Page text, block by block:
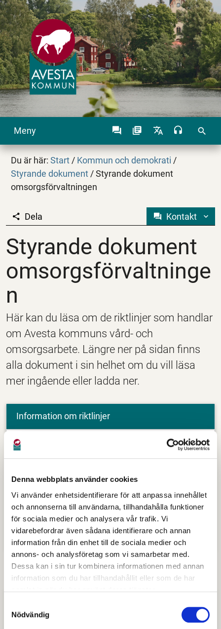
Denna webbplats använder cookies
Vi använder enhetsidentifierare för att anpassa innehållet
och annonserna till användarna, tillhandahålla funktioner
för sociala medier och analysera vår trafik. Vi
vidarebefordrar även sådana identifierare och annan
information från din enhet till de sociala medier och
annons- och analysföretag som vi samarbetar med.
Dessa kan i sin tur kombinera informationen med annan
information som du har tillhandahållit eller som de har
Nödvändig
Meny search
Du är här:Start / Kommun och demokrati /
Styrande dokument /Styrande dokument
omsorgsförvaltningen
Styrande dokument
Dela Kontakt
Styrande dokument
omsorgsförvaltninge
n
Här kan du läsa om de riktlinjer som handlar
om Avesta kommuns vård- och
omsorgsarbete. Längre ner på sidan finns
alla dokument i sin helhet om du vill läsa
mer ingående eller ladda ner.
Information om riktlinjer
Riktlinjer för hantering av personliga
tillgångar inom LSS och socialpsykiatrin
Riktlinjer för Avestamodellen
Riktlinjer för boendestöd
Riktlinjer för handläggning enligt LSS
Riktlinjer för hantering av personliga